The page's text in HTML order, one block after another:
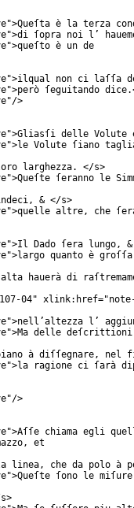
">Queſta è la terza
">di ſopra noi l’
">queſto è un de
">ilqual non ci laſſa
">però ſeguitando
"/>
">Gliasſi delle Volute
">le Volute ſiano
larghezza. </s>
">Queſte ſeranno le
& </s>
">quelle altre, che
">Il Dado ſera lungo,
">largo quanto è
hauerà di
04" xlink:href="
">nell’altezza l’
">Ma delle deſcrittioni
à diſſegnare,
">la ragione ci ſarà
"/>
">Aſſe chiama egli
et
linea, che da polo à
">Queſte ſono le
s>